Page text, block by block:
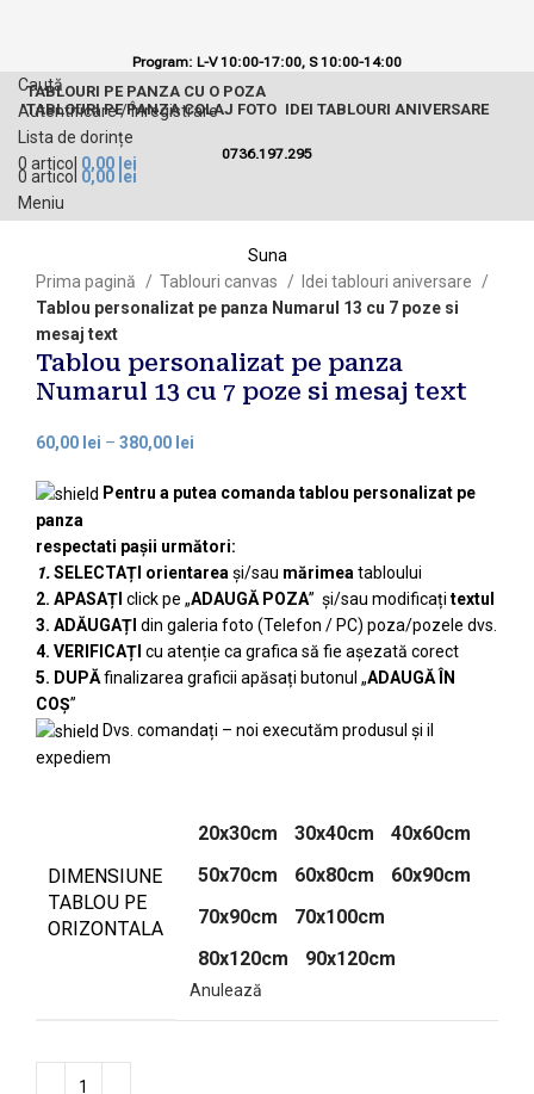
Program: L-V 10:00-17:00, S 10:00-14:00
Caută
Autentificare / Înregistrare
Lista de dorințe
0 articol 0,00 lei
TABLOURI PE PANZA CU O POZA
TABLOURI PE PANZA COLAJ FOTO IDEI TABLOURI ANIVERSARE
0736.197.295
0 articol 0,00 lei
Meniu
Suna
Prima pagină
Tablouri canvas
Idei tablouri aniversare
Tablou personalizat pe panza Numarul 13 cu 7 poze si
mesaj text
Tablou personalizat pe panza
Numarul 13 cu 7 poze si mesaj text
60,00 lei – 380,00 lei
Pentru a putea comanda tablou personalizat pe
panza
respectati pașii următori:
1.SELECTAȚI orientarea și/sau mărimea tabloului
2. APASAȚI click pe „ADAUGĂ POZA” și/sau modificați textul
3. ADĂUGAȚI din galeria foto (Telefon / PC) poza/pozele dvs.
4. VERIFICAȚI cu atenție ca grafica să fie așezată corect
5. DUPĂfinalizarea graficii apăsați butonul „ADAUGĂ ÎN
COȘ”
Dvs. comandați – noi executăm produsul și il
expediem
DIMENSIUNE
TABLOU PE
ORIZONTALA
20x30cm 30x40cm
40x60cm
50x70cm
60x80cm
60x90cm
70x90cm
70x100cm
80x120cm
90x120cm
Anulează